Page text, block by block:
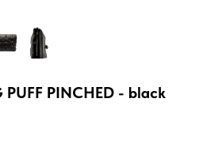
PUFF PINCHED - black